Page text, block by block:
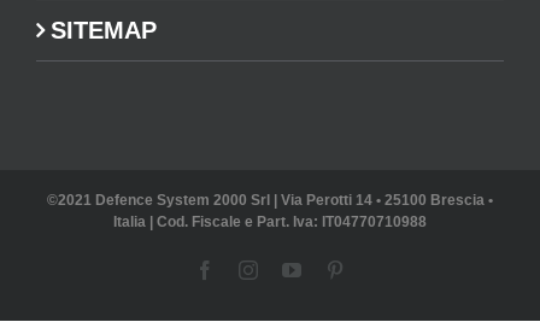
SITEMAP
©2021 Defence System 2000 Srl | Via Perotti 14 • 25100 Brescia •
Italia | Cod. Fiscale e Part. Iva: IT04770710988